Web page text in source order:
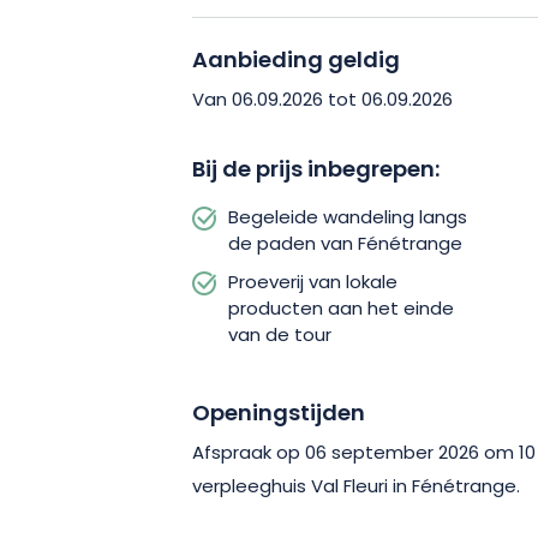
(karakterzondagen), een speciaal
naar een regio door middel van
genieten van een unieke kans om te
van de plaatsen die je bezoekt en de
De tour gaat verder met een proeverij
van de middeleeuwse stad. Het is
producten te ontdekken en je bezoek
gastronomische noot. Reserveer je
Aanbieding geldig
Van 06.09.2026 tot 06.09.2026
Bij de prijs inbegrepen:
Begeleide wandeling langs
de paden van Fénétrange
Proeverij van lokale
producten aan het einde
van de tour
Openingstijden
Afspraak op 06 september 2026 om
verpleeghuis Val Fleuri in Fénétrange.